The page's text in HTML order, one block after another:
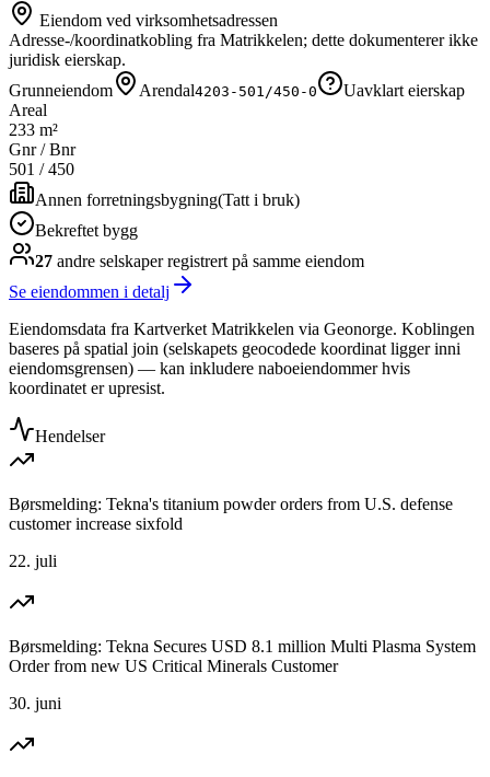
Eiendom ved virksomhetsadressen
Adresse-/koordinatkobling fra Matrikkelen; dette dokumenterer ikke
juridisk eierskap.
Grunneiendom
Arendal4203-501/450-0
Uavklart eierskap
Areal
233 m²
Gnr / Bnr
501 /450
Annen forretningsbygning(Tatt i bruk)
Bekreftet bygg
27 andre selskaperregistrert på samme eiendom
Se eiendommen i detalj
Eiendomsdata fra Kartverket Matrikkelen via Geonorge. Koblingen
baseres på spatial join (selskapets geocodede koordinat ligger inni
eiendomsgrensen) — kan inkludere naboeiendommer hvis
koordinatet er upresist.
Hendelser
Børsmelding: Tekna's titanium powder orders from U.S. defense
customer increase sixfold
22. juli
Børsmelding: Tekna Secures USD 8.1 million Multi Plasma System
Order from new US Critical Minerals Customer
30. juni